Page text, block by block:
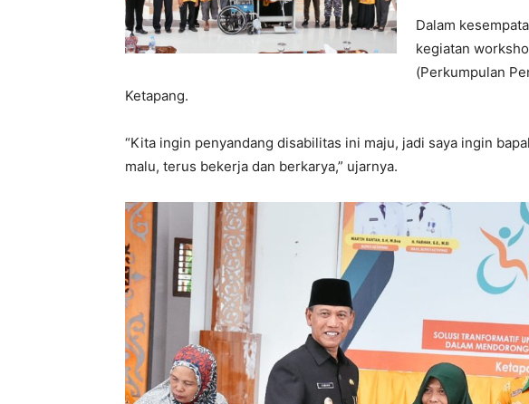
Dalam
kegiatan
(Perkumpulan
Ketapang.
“Kita ingin penyandang disabilitas ini maju, jadi saya ingin
malu, terus bekerja dan berkarya,” ujarnya.